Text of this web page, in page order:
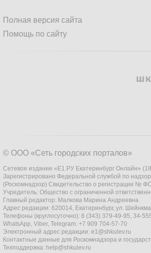
Полная версия сайта
Помощь по сайту
© ООО «Сеть городских порталов»
Сетевое издание «Е1.РУ Екатеринбург Онлайн»
Зарегистрировано Федеральной службой по
(Роскомнадзор) Свидетельство о регистрации №
Учредитель: Общество с ограниченной
Главный редактор: Малкова Марина Андреевна
Адрес редакции: 620014, Екатеринбург, ул.
Телефоны (круглосуточно): 8 (343) 379-49-95, 34-
WhatsApp, Viber, Telegram: +7 909 704-57-70
Электронный адрес редакции: e1@shkulev.ru
Контактные данные для Роскомнадзора и
Техподдержка: help@shkulev.ru